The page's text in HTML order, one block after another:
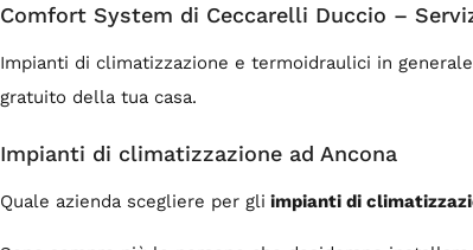
Comfort System di Ceccarelli Duccio –
Impianti di climatizzazione e termoidraulici in
gratuito della tua casa.
Impianti di climatizzazione ad Ancona
Quale azienda scegliere per gli impianti di